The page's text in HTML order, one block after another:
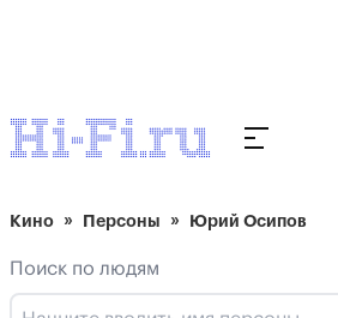
Кино Персоны Юрий Осипов
Поиск по людям